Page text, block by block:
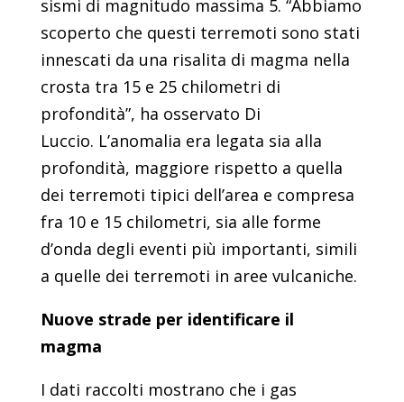
sismi di magnitudo massima 5. “Abbiamo
scoperto che questi terremoti sono stati
innescati da una risalita di magma nella
crosta tra 15 e 25 chilometri di
profondità”, ha osservato Di
Luccio. L’anomalia era legata sia alla
profondità, maggiore rispetto a quella
dei terremoti tipici dell’area e compresa
fra 10 e 15 chilometri, sia alle forme
d’onda degli eventi più importanti, simili
a quelle dei terremoti in aree vulcaniche.
Nuove strade per identificare il
magma
I dati raccolti mostrano che i gas